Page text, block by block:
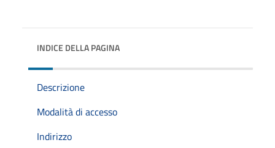
INDICE DELLA PAGINA
Descrizione
Modalità di accesso
Indirizzo